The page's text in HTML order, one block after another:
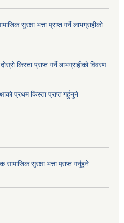
सुरक्षा भत्ता प्राप्त गर्ने लाभग्राहीको
किस्ता प्राप्त गर्ने लाभग्राहीको विवरण
प्रथम किस्ता प्राप्त गर्हुनुने
सुरक्षा भत्ता प्राप्त गर्नुहुने